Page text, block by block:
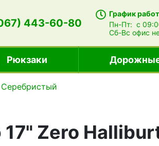
443-60-80
График
Пн-Пт:с
Сб-Всофис
Рюкзаки
Серебристый
Zero